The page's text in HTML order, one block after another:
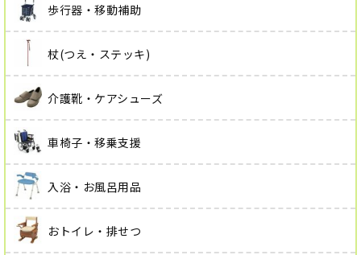
歩行器・移動補助
杖(つえ・ステッキ)
介護靴・ケアシューズ
車椅子・移乗支援
入浴・お風呂用品
おトイレ・排せつ